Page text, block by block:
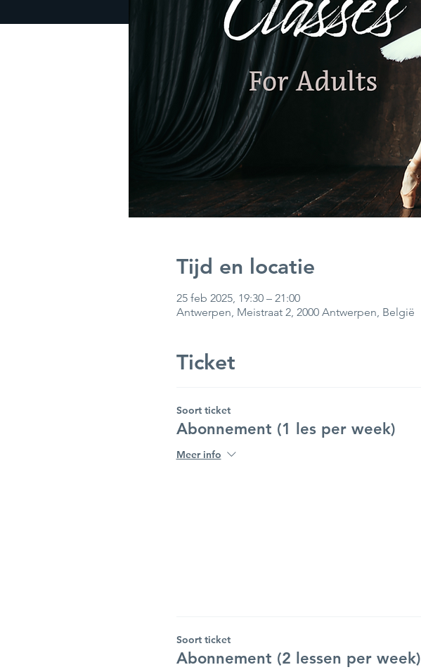
Tijd en locatie
25 feb 2025, 19:30 – 21:00
Antwerpen, Meistraat 2, 2000 Antwerpen, België
Ticket
Soort ticket
Abonnement (1 les per week)
Meer info
Soort ticket
Abonnement (2 lessen per week)